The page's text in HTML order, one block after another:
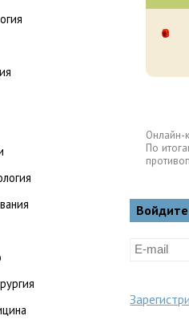
Онлайн-
По